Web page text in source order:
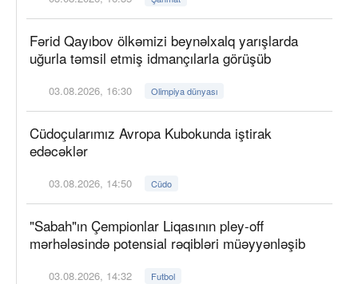
Fərid Qayıbov ölkəmizi beynəlxalq yarışlarda
uğurla təmsil etmiş idmançılarla görüşüb
03.08.2026, 16:30 Olimpiya dünyası
Cüdoçularımız Avropa Kubokunda iştirak
edəcəklər
03.08.2026, 14:50 Cüdo
"Sabah"ın Çempionlar Liqasının pley-off
mərhələsində potensial rəqibləri müəyyənləşib
03.08.2026, 14:32 Futbol